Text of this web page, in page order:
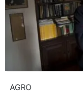
AGRO